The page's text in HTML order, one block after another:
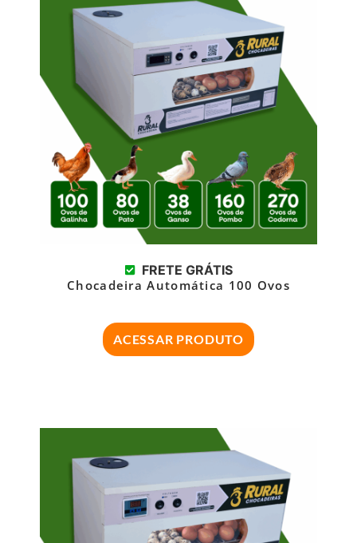
FRETE GRÁTIS
Chocadeira Automática 100 Ovos
ACESSAR PRODUTO